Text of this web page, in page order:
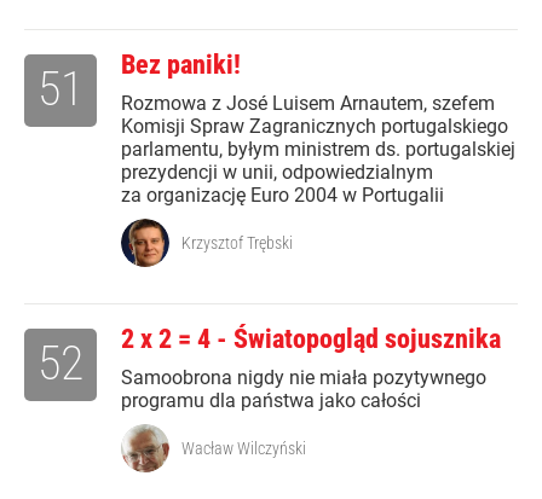
Bez paniki!
Rozmowa z José Luisem Arnautem, szefem
Komisji Spraw Zagranicznych portugalskiego
parlamentu, byłym ministrem ds. portugalskiej
prezydencji w unii, odpowiedzialnym
za organizację Euro 2004 w Portugalii
51
Krzysztof Trębski
2 x 2 = 4 - Światopogląd sojusznika
Samoobrona nigdy nie miała pozytywnego
programu dla państwa jako całości
52
Wacław Wilczyński